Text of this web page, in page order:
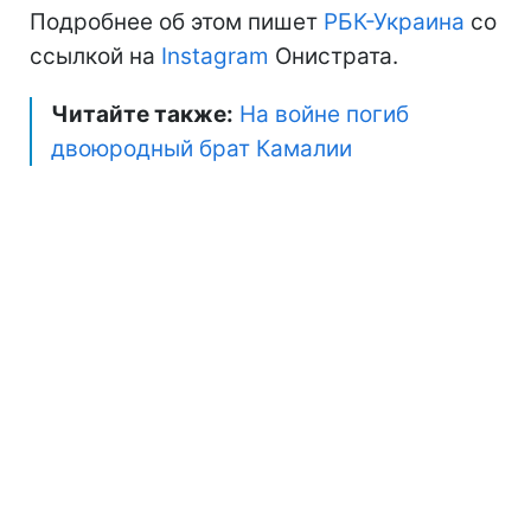
Подробнее об этом пишет РБК-Украина со
ссылкой на Instagram Онистрата.
Читайте также: На войне погиб
двоюродный брат Камалии